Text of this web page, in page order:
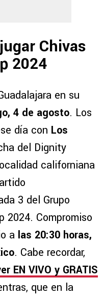
Chivas
2024
en su
4 de agosto. Los
día con Los
del Dignity
californiana
3 del Grupo
2024. Compromiso
a las 20:30 horas,
. Cabe recordar,
EN VIVO y GRATIS
que en la